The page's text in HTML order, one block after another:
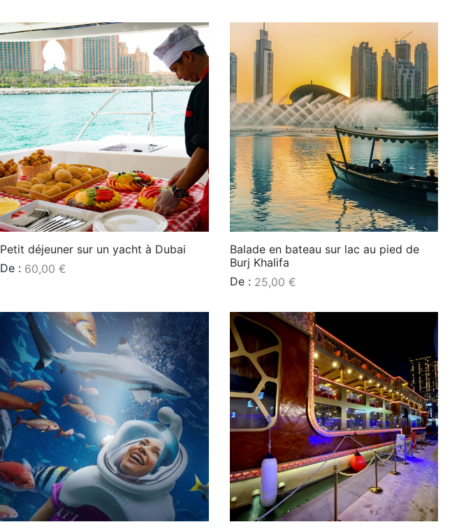
Petit déjeuner sur un yacht à Dubai
De : 60,00 €
Balade en bateau sur lac au pied de
Burj Khalifa
De : 25,00 €